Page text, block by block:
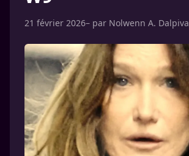
21 février 2026– par Nolwenn A. Dalpiva